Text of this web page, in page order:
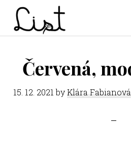
Skip
content
Skip
LIST
časopis
SŠPGHS
Litoměřice
Červená,
15. 12. 2021 byKlára Fabianová